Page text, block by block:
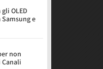
OLED
e
non